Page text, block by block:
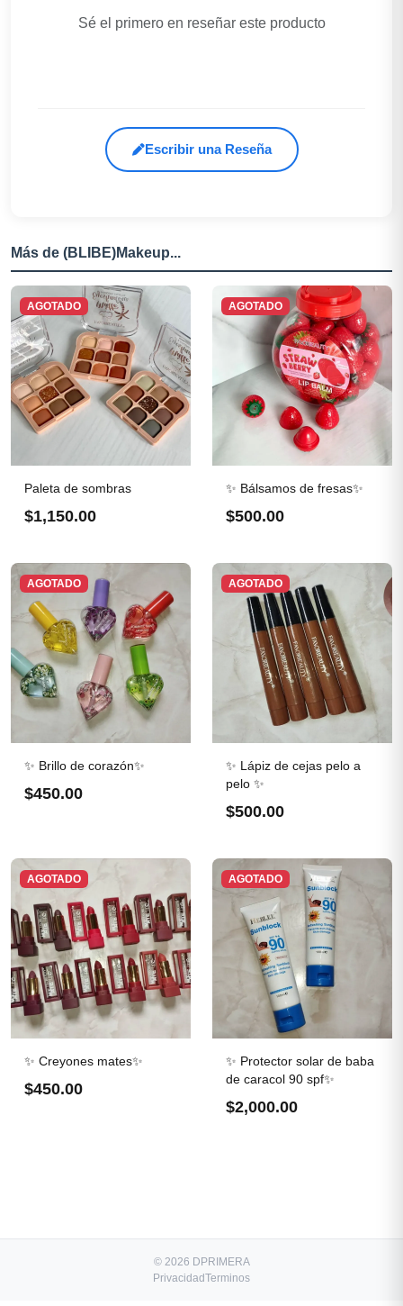
Sé el primero en reseñar este producto
Escribir una Reseña
Más de (BLIBE)Makeup...
AGOTADO
Paleta de sombras
$1,150.00
AGOTADO
✨ Bálsamos de fresas✨
$500.00
AGOTADO
✨ Brillo de corazón✨
$450.00
AGOTADO
✨ Lápiz de cejas pelo a
pelo ✨
$500.00
AGOTADO
✨ Creyones mates✨
$450.00
AGOTADO
✨ Protector solar de baba
de caracol 90 spf✨
$2,000.00
© 2026 DPRIMERA
PrivacidadTerminos